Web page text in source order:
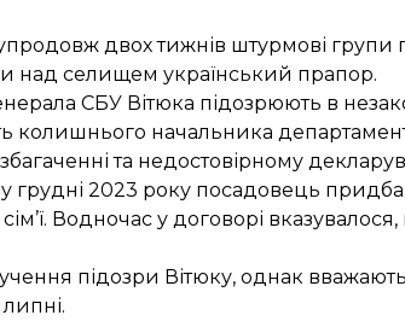
двох тижнів штурмові
над селищем український прапор.
СБУ Вітюка підозрюють в
колишнього начальника
та недостовірному
у грудні 2023 року посадовець
Водночас у договорі
підозри Вітюку, однак